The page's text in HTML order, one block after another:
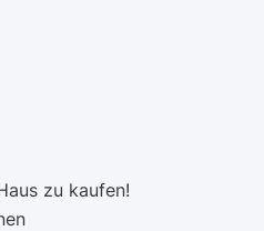
zu kaufen!